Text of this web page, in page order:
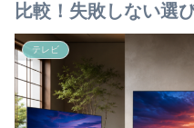
比較！失敗しない選
テレビ